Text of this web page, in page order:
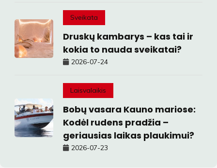
Sveikata
Druskų kambarys – kas tai ir
kokia to nauda sveikatai?
2026-07-24
Laisvalaikis
Bobų vasara Kauno mariose:
Kodėl rudens pradžia –
geriausias laikas plaukimui?
2026-07-23